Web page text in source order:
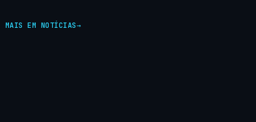
MAIS EM NOTÍCIAS